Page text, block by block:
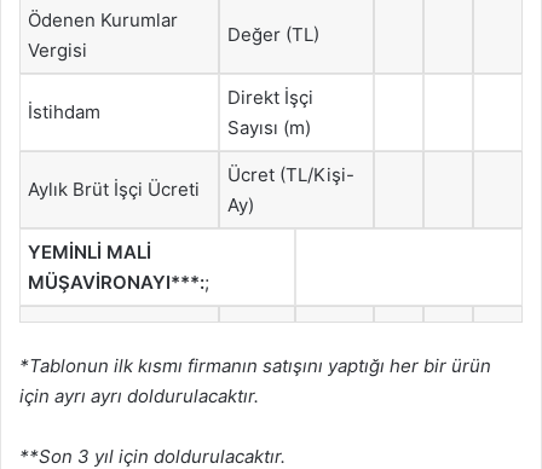
Ödenen Kurumlar
Vergisi
Değer (TL)
İstihdam
Direkt İşçi
Sayısı (m)
Aylık Brüt İşçi Ücreti
Ücret (TL/Kişi-
Ay)
YEMİNLİ MALİ
MÜŞAVİRONAYI***:;
*Tablonun ilk kısmı firmanın satışını yaptığı her bir ürün
için ayrı ayrı doldurulacaktır.
**Son 3 yıl için doldurulacaktır.